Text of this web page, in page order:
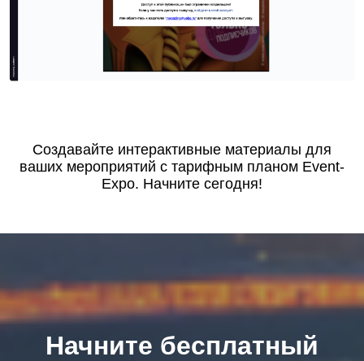
Создавайте интерактивные материалы для
ваших мероприятий с тарифным планом Event-
Expo. Начните сегодня!
Начните бесплатный